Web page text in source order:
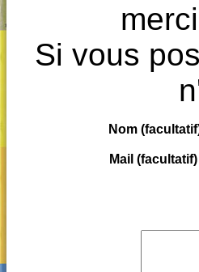
Si vous
Nom
Mail (facultatif)